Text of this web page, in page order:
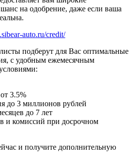
на одобрение, даже если ваша
auto.ru/credit/
подберут для Вас оптимальные
с удобным ежемесячным
3.5%
до 3 миллионов рублей
до 7 лет
и комиссий при досрочном
и получите дополнительную